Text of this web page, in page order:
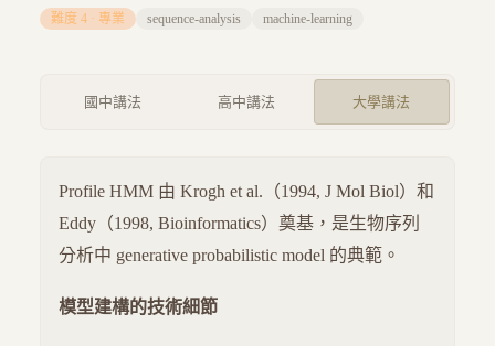
難度 4 · 專業 sequence-analysis machine-learning
國中講法 高中講法 大學講法
Profile HMM 由 Krogh et al.（1994, J Mol Biol）和
Eddy（1998, Bioinformatics）奠基，是生物序列
分析中 generative probabilistic model 的典範。
模型建構的技術細節